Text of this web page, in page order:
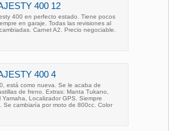
400 12
400 en perfecto estado. Tiene pocos
en garaje. Todas las revisiones al
Carnet A2. Precio negociable.
400 4
está como nueva. Se le acaba de
de freno. Extras: Manta Tukano,
Localizador GPS. Siempre
Se cambiaría por moto de 800cc. Color